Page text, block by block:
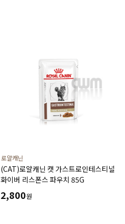
로얄캐닌
(CAT)로얄캐닌 캣 가스트로인테스티널
화이버 리스폰스 파우치 85G
2,800원